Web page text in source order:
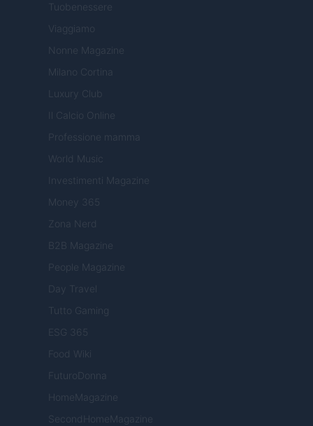
Tuobenessere
Viaggiamo
Nonne Magazine
Milano Cortina
Luxury Club
Il Calcio Online
Professione mamma
World Music
Investimenti Magazine
Money 365
Zona Nerd
B2B Magazine
People Magazine
Day Travel
Tutto Gaming
ESG 365
Food Wiki
FuturoDonna
HomeMagazine
SecondHomeMagazine